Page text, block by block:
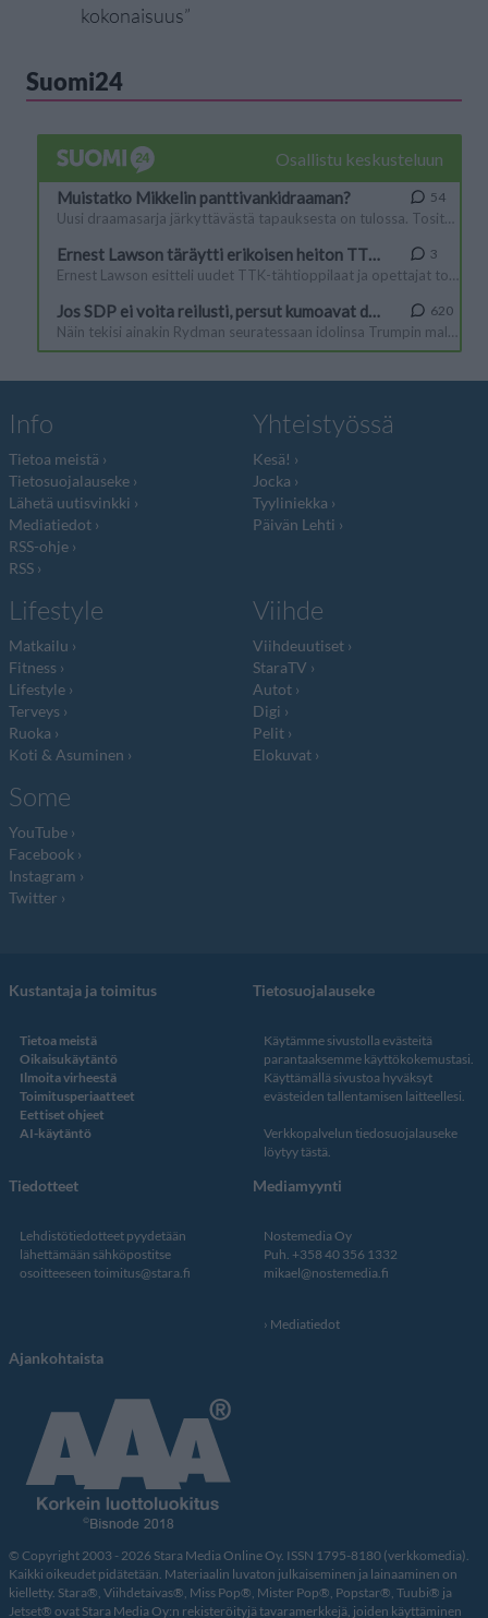
kokonaisuus”
Suomi24
Info
Tietoa meistä
Tietosuojalauseke
Lähetä uutisvinkki
Mediatiedot
RSS-ohje
RSS
Yhteistyössä
Kesä!
Jocka
Tyyliniekka
Päivän Lehti
Lifestyle
Matkailu
Fitness
Lifestyle
Terveys
Ruoka
Koti & Asuminen
Viihde
Viihdeuutiset
StaraTV
Autot
Digi
Pelit
Elokuvat
Some
YouTube
Facebook
Instagram
Twitter
Kustantaja ja toimitus
Tietoa meistä
Oikaisukäytäntö
Ilmoita virheestä
Toimitusperiaatteet
Eettiset ohjeet
AI-käytäntö
Tietosuojalauseke
Käytämme sivustolla evästeitä
parantaaksemme käyttökokemustasi.
Käyttämällä sivustoa hyväksyt
evästeiden tallentamisen laitteellesi.
Verkkopalvelun tiedosuojalauseke
löytyy tästä.
Tiedotteet
Lehdistötiedotteet pyydetään
lähettämään sähköpostitse
osoitteeseen toimitus@stara.fi
Mediamyynti
Nostemedia Oy
Puh. +358 40 356 1332
mikael@nostemedia.fi
Mediatiedot
Ajankohtaista
© Copyright 2003 - 2026 Stara Media Online Oy. ISSN 1795-8180 (verkkomedia).
Kaikki oikeudet pidätetään. Materiaalin luvaton julkaiseminen ja lainaaminen on
kielletty. Stara®, Viihdetaivas®, Miss Pop®, Mister Pop®, Popstar®, Tuubi® ja
Jetset® ovat Stara Media Oy:n rekisteröityjä tavaramerkkejä, joiden käyttäminen